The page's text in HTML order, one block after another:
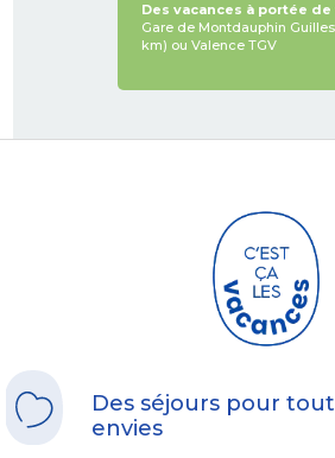
Des vacances à portée
Gare de Montdauphin
km) ou Valence TGV
Des séjours pour
envies